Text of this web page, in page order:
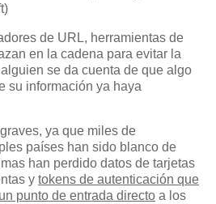
de URL, herramientas de
en la cadena para evitar la
se da cuenta de que algo
su información ya haya
ya que miles de
países han sido blanco de
han perdido datos de tarjetas
y tokens de autenticación que
punto de entrada directo a los